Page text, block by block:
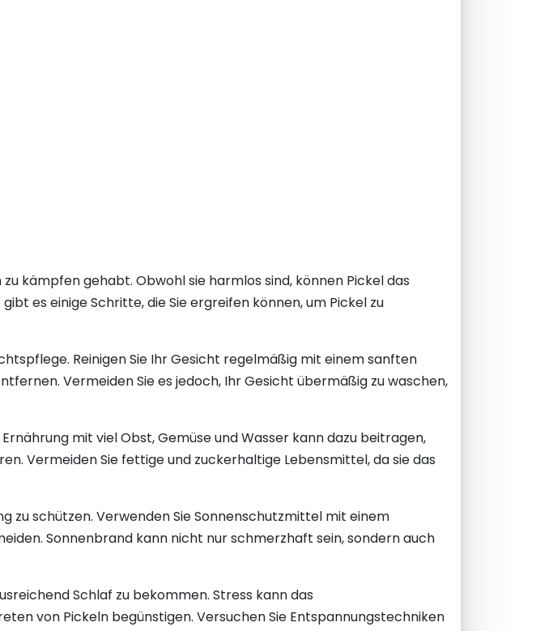
kämpfen gehabt. Obwohl sie harmlos sind, können Pickel das
es einige Schritte, die Sie ergreifen können, um Pickel zu
Reinigen Sie Ihr Gesicht regelmäßig mit einem sanften
Vermeiden Sie es jedoch, Ihr Gesicht übermäßig zu waschen,
mit viel Obst, Gemüse und Wasser kann dazu beitragen,
Vermeiden Sie fettige und zuckerhaltige Lebensmittel, da sie das
zu schützen. Verwenden Sie Sonnenschutzmittel mit einem
Sonnenbrand kann nicht nur schmerzhaft sein, sondern auch
Schlaf zu bekommen. Stress kann das
von Pickeln begünstigen. Versuchen Sie Entspannungstechniken